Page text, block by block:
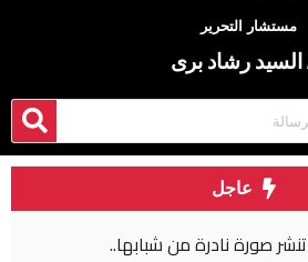
مستشار التحرير
السيد رشاد برى
عاجل
أمام القضاء المصري